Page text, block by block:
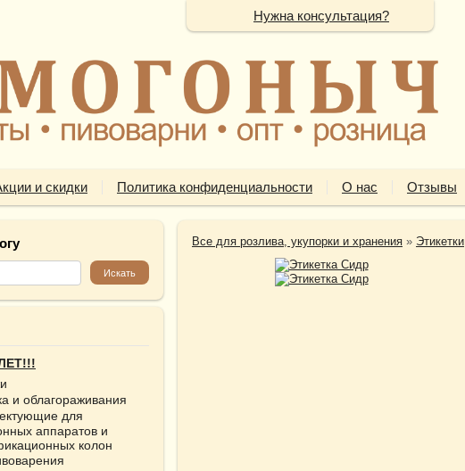
и скидки Политика конфиденциальности О нас Отзывы
и облагораживания
для
аппаратов и
колон
Все для розлива, укупорки и хранения » Этикетки
Нужна консультация?